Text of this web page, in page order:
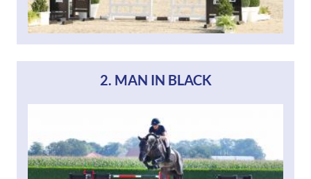
2. MAN IN BLACK